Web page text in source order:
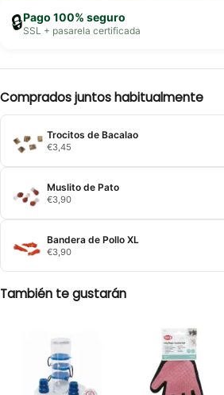
🔒Pago 100% seguro
SSL + pasarela certificada
Comprados juntos habitualmente
Trocitos de Bacalao
€3,45
Muslito de Pato
€3,90
Bandera de Pollo XL
€3,90
También te gustarán